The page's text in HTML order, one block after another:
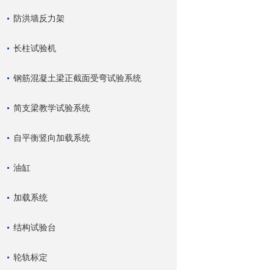
防洪墙反力架
长柱试验机
钢筋混凝土梁正截面受弯试验系统
简支梁教学试验系统
自平衡竖向加载系统
油缸
加载系统
结构试验台
轮轨标定